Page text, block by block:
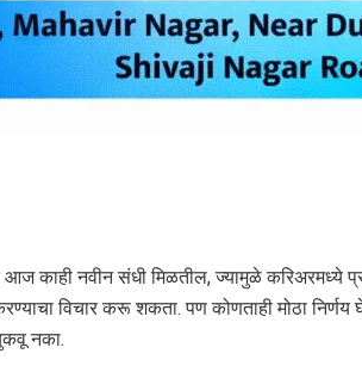
आज काही नवीन संधी मिळतील, ज्यामुळे करिअरमध्ये
विचार करू शकता. पण कोणताही मोठा निर्णय
नका.